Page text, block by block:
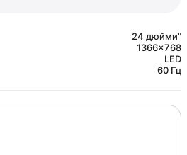
24 дюйми"
1366×768
LED
60 Гц